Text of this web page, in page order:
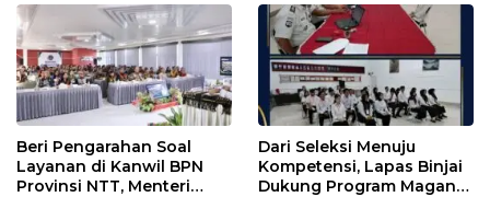
Beri Pengarahan Soal
Layanan di Kanwil BPN
Provinsi NTT, Menteri
Dari Seleksi Menuju
Kompetensi, Lapas Binjai
Dukung Program Magang